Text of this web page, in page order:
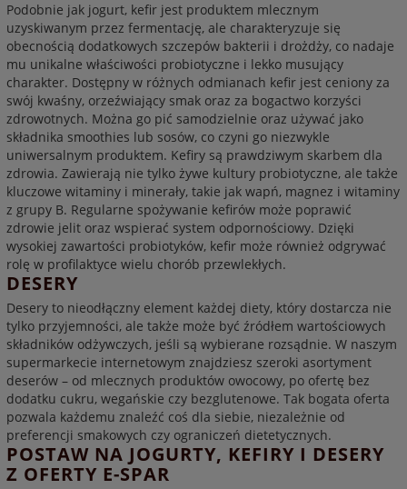
Podobnie jak jogurt, kefir jest produktem mlecznym
uzyskiwanym przez fermentację, ale charakteryzuje się
obecnością dodatkowych szczepów bakterii i drożdży, co nadaje
mu unikalne właściwości probiotyczne i lekko musujący
charakter. Dostępny w różnych odmianach kefir jest ceniony za
swój kwaśny, orzeźwiający smak oraz za bogactwo korzyści
zdrowotnych. Można go pić samodzielnie oraz używać jako
składnika smoothies lub sosów, co czyni go niezwykle
uniwersalnym produktem. Kefiry są prawdziwym skarbem dla
zdrowia. Zawierają nie tylko żywe kultury probiotyczne, ale także
kluczowe witaminy i minerały, takie jak wapń, magnez i witaminy
z grupy B. Regularne spożywanie kefirów może poprawić
zdrowie jelit oraz wspierać system odpornościowy. Dzięki
wysokiej zawartości probiotyków, kefir może również odgrywać
rolę w profilaktyce wielu chorób przewlekłych.
DESERY
Desery to nieodłączny element każdej diety, który dostarcza nie
tylko przyjemności, ale także może być źródłem wartościowych
składników odżywczych, jeśli są wybierane rozsądnie. W naszym
supermarkecie internetowym znajdziesz szeroki asortyment
deserów – od mlecznych produktów owocowy, po ofertę bez
dodatku cukru, wegańskie czy bezglutenowe. Tak bogata oferta
pozwala każdemu znaleźć coś dla siebie, niezależnie od
preferencji smakowych czy ograniczeń dietetycznych.
POSTAW NA JOGURTY, KEFIRY I DESERY
Z OFERTY E-SPAR